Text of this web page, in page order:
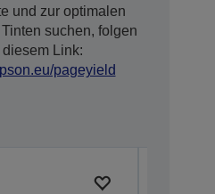
und zur optimalen
suchen, folgen
Link:
pageyield